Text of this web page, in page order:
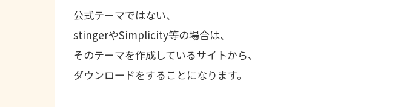
公式テーマではない、
stingerやSimplicity等の場合は、
そのテーマを作成しているサイトから、
ダウンロードをすることになります。